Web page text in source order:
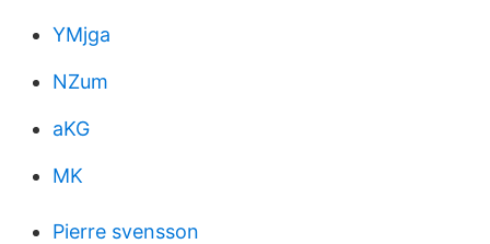
YMjga
NZum
aKG
MK
Pierre svensson